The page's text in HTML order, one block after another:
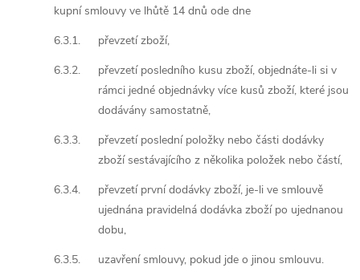
kupní smlouvy ve lhůtě 14 dnů ode dne
6.3.1.
převzetí zboží,
6.3.2.
převzetí posledního kusu zboží, objednáte-li si v
rámci jedné objednávky více kusů zboží, které jsou
dodávány samostatně,
6.3.3.
převzetí poslední položky nebo části dodávky
zboží sestávajícího z několika položek nebo částí,
6.3.4.
převzetí první dodávky zboží, je-li ve smlouvě
ujednána pravidelná dodávka zboží po ujednanou
dobu,
6.3.5.
uzavření smlouvy, pokud jde o jinou smlouvu.